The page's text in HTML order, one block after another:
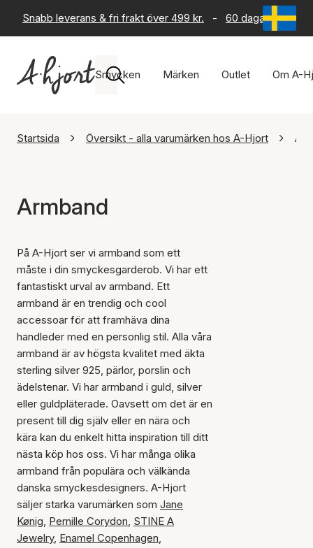
Snabb leverans & fri frakt över 499 kr. - 60 dagars
Smycken Märken Outlet Om A-
Startsida Översikt - alla varumärken hos A-Hjort
Armband
På A-Hjort ser vi armband som ett
måste i din smyckesgarderob. Vi har ett
fantastiskt urval av armband. Ett
armband är en trendig och cool
accessoar för att framhäva dina
handleder med en personlig stil. Alla våra
armband är av högsta kvalitet med äkta
sterling silver 925, pärlor, porslin och
ädelstenar. Vi har armband i guld, silver
eller guldpläterade. Oavsett om det är en
present till dig själv eller en nära och
kära kan du enkelt hitta inspiration till ditt
nästa köp hos oss. Vi har många olika
armband från populära och välkända
danska smyckesdesigners. A-Hjort
säljer starka varumärken som Jane
Kønig, Pernille Corydon, STINE A
Jewelry, Enamel Copenhagen,